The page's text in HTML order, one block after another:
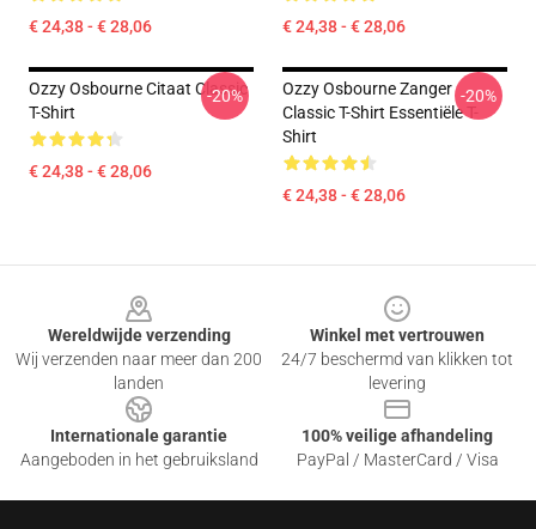
€ 24,38 - € 28,06 € 24,38 - € 28,06
Ozzy Osbourne Citaat Classic
T-Shirt
€ 24,38 - € 28,06
-20%
Ozzy Osbourne Zanger
Classic T-Shirt Essentiële T-
Shirt
€ 24,38 - € 28,06
-20%
Wereldwijde verzending
Wij verzenden naar meer dan 200
landen
Winkel met vertrouwen
24/7 beschermd van klikken tot
levering
Internationale garantie
Aangeboden in het gebruiksland
100% veilige afhandeling
PayPal / MasterCard / Visa